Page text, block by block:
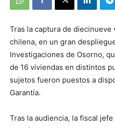
Tras la captura de
chilena, en un gran
Investigaciones de Osorno,
de 16 viviendas en distintos
sujetos fueron puestos a
Garantía.
Tras la audiencia, la fiscal